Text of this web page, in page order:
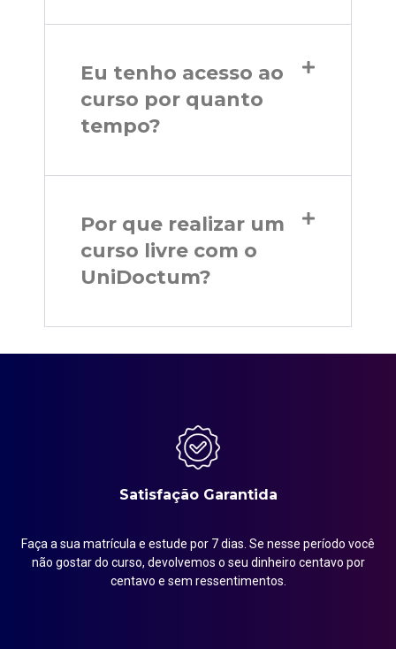
Eu tenho acesso ao
curso por quanto
tempo?
Por que realizar um
curso livre com o
UniDoctum?
Satisfação Garantida
Faça a sua matrícula e estude por 7 dias. Se nesse período você
não gostar do curso, devolvemos o seu dinheiro centavo por
centavo e sem ressentimentos.